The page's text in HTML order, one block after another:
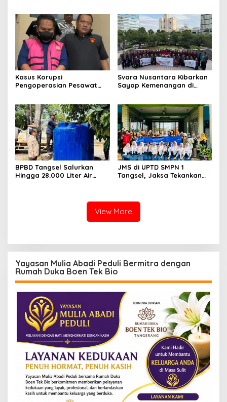
23
Sentuhan Kemanusiaan dan
Keberlanjutan
Kasus Korupsi
Pengoperasian Pesawat
Tersangka
Svara Nusantara Kibarkan
Sayap Kemenangan di
BPBD Tangsel Salurkan
Hingga 28.000 Liter Air
JMS di UPTD SMPN 1
Tangsel, Jaksa Tekankan
View More
Yayasan Mulia Abadi Peduli Bermitra dengan
Rumah Duka Boen Tek Bio